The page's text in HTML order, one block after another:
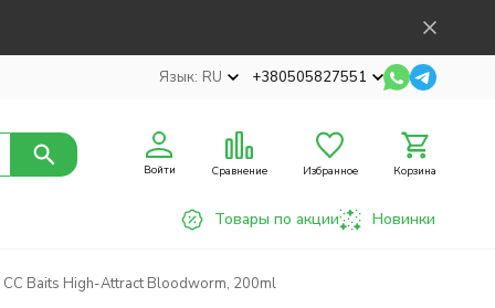
Язык: RU +380505827551
Войти Сравнение Избранное Корзина
Товары по акции Новинки
CC Baits High-Attract Bloodworm, 200ml